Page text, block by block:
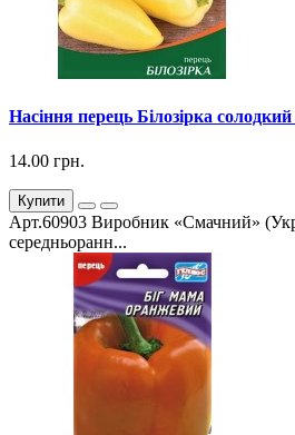
Насіння перець Білозірка
14.00 грн.
Купити
Арт.60903 Виробник «Смачний»
середньоранн...